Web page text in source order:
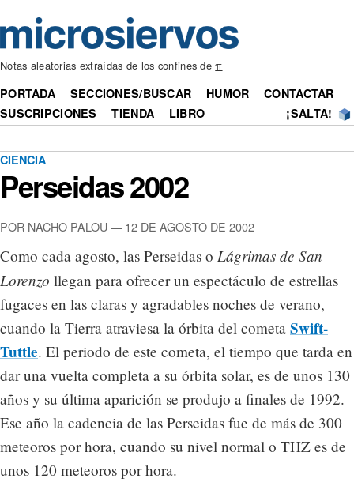
Notas aleatorias extraídas de los confines deπ
PORTADA SECCIONES/BUSCAR HUMOR
CONTACTAR
SUSCRIPCIONES
TIENDA LIBRO ¡SALTA!
CIENCIA
Perseidas 2002
POR NACHO PALOU — 12 DE AGOSTO DE 2002
Como cada agosto, las Perseidas o Lágrimas de San
Lorenzo llegan para ofrecer un espectáculo de estrellas
fugaces en las claras y agradables noches de verano,
cuando la Tierra atraviesa la órbita del cometa Swift-
Tuttle. El periodo de este cometa, el tiempo que tarda en
dar una vuelta completa a su órbita solar, es de unos 130
años y su última aparición se produjo a finales de 1992.
Ese año la cadencia de las Perseidas fue de más de 300
meteoros por hora, cuando su nivel normal o THZ es de
unos 120 meteoros por hora.